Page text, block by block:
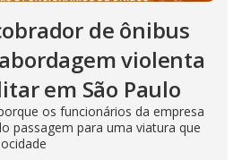
de ônibus
violenta
em São Paulo
os funcionários da empresa
passagem para uma viatura que